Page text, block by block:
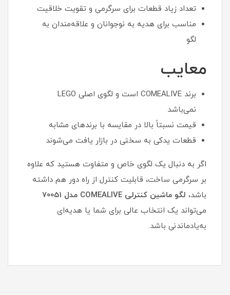
تعداد زیاد قطعات برای سرگرمی و تقویت خلاقیت
مناسب برای هدیه به نوجوانان و علاقه‌مندان به
لگو
معایب
برند COMEALIVE است و لگوی اصلی LEGO
نمی‌باشد
قیمت نسبتاً بالا در مقایسه با برندهای مشابه
قطعات یدکی به سختی در بازار یافت می‌شوند
اگر به دنبال یک لگوی خاص و متفاوت هستید که علاوه
بر سرگرمی ساخت، قابلیت کنترل از راه دور هم داشته
باشد، لگو ماشین کنترلی COMEALIVE مدل 70051
می‌تواند یک انتخاب عالی برای شما یا هدیه‌ای
به‌یادماندنی باشد.